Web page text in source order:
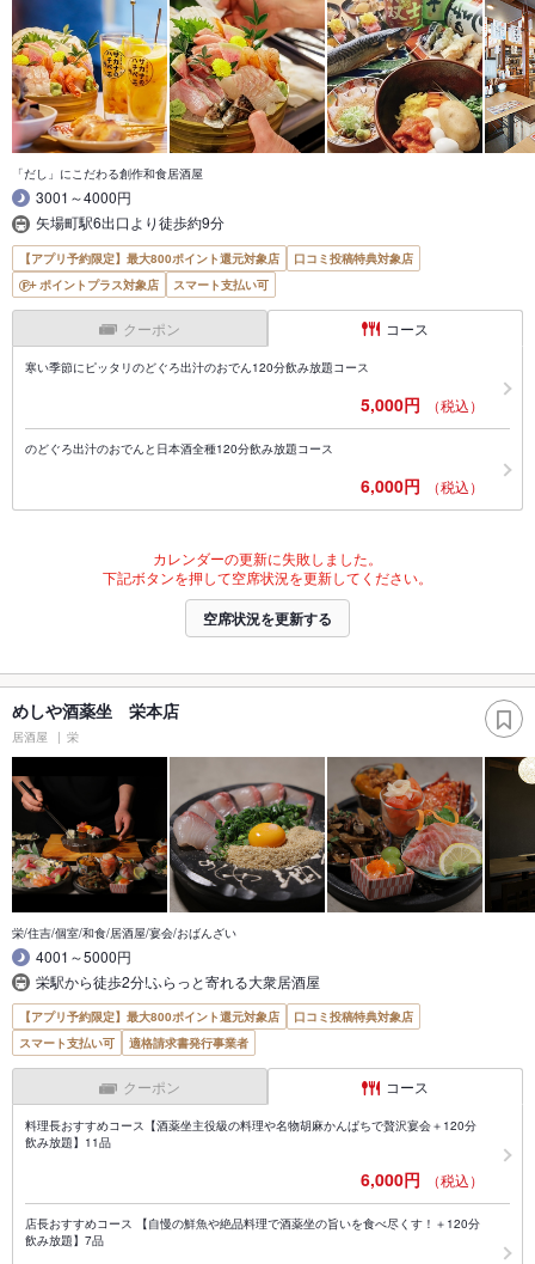
「だし」にこだわる創作和食居酒屋
3001～4000円
矢場町駅6出口より徒歩約9分
【アプリ予約限定】最大800ポイント還元対象店
口コミ投稿特典対象店
ポイントプラス対象店
スマート支払い可
クーポン コース
寒い季節にピッタリのどぐろ出汁のおでん120分飲み放題コース
5,000円 （税込）
のどぐろ出汁のおでんと日本酒全種120分飲み放題コース
6,000円 （税込）
カレンダーの更新に失敗しました。
下記ボタンを押して空席状況を更新してください。
空席状況を更新する
めしや酒薬坐 栄本店
居酒屋 栄
栄/住吉/個室/和食/居酒屋/宴会/おばんざい
4001～5000円
栄駅から徒歩2分!ふらっと寄れる大衆居酒屋
【アプリ予約限定】最大800ポイント還元対象店
口コミ投稿特典対象店
スマート支払い可
適格請求書発行事業者
クーポン コース
料理長おすすめコース【酒薬坐主役級の料理や名物胡麻かんぱちで贅沢宴会＋120分
飲み放題】11品
6,000円 （税込）
店長おすすめコース 【自慢の鮮魚や絶品料理で酒薬坐の旨いを食べ尽くす！＋120分
飲み放題】7品